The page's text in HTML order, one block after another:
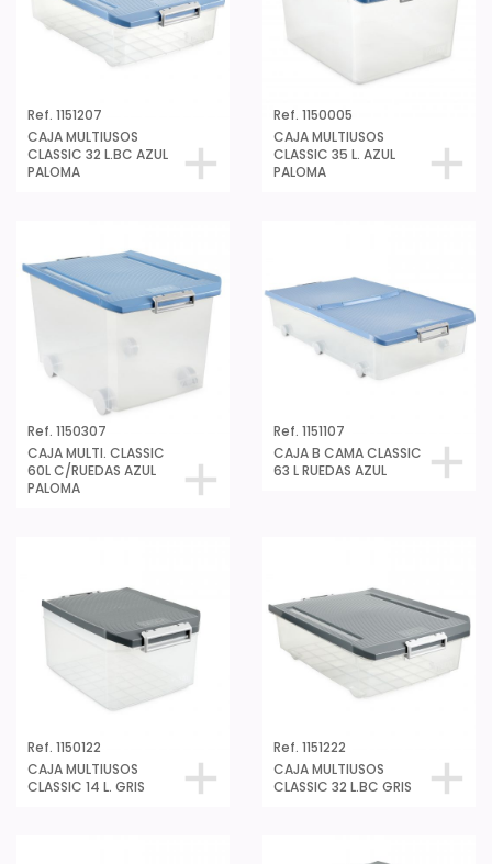
Ref. 1151207
CAJA MULTIUSOS
CLASSIC 32 L.BC AZUL
PALOMA
Ref. 1150005
CAJA MULTIUSOS
CLASSIC 35 L. AZUL
PALOMA
Ref. 1150307
CAJA MULTI. CLASSIC
60L C/RUEDAS AZUL
PALOMA
Ref. 1151107
CAJA B CAMA CLASSIC
63 L RUEDAS AZUL
Ref. 1150122
CAJA MULTIUSOS
CLASSIC 14 L. GRIS
Ref. 1151222
CAJA MULTIUSOS
CLASSIC 32 L.BC GRIS